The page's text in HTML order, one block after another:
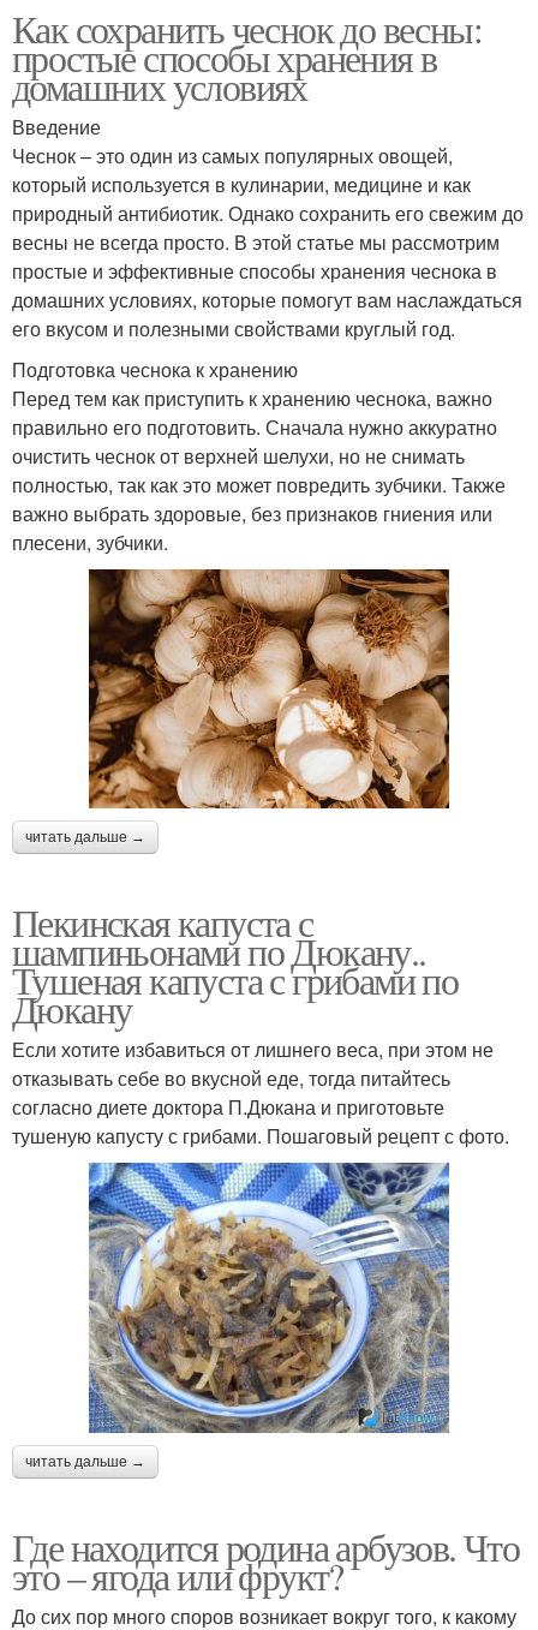
Как сохранить чеснок до весны:
простые способы хранения в
домашних условиях
Введение
Чеснок – это один из самых популярных овощей,
который используется в кулинарии, медицине и как
природный антибиотик. Однако сохранить его свежим до
весны не всегда просто. В этой статье мы рассмотрим
простые и эффективные способы хранения чеснока в
домашних условиях, которые помогут вам наслаждаться
его вкусом и полезными свойствами круглый год.
Подготовка чеснока к хранению
Перед тем как приступить к хранению чеснока, важно
правильно его подготовить. Сначала нужно аккуратно
очистить чеснок от верхней шелухи, но не снимать
полностью, так как это может повредить зубчики. Также
важно выбрать здоровые, без признаков гниения или
плесени, зубчики.
читать дальше →
Пекинская капуста с
шампиньонами по Дюкану..
Тушеная капуста с грибами по
Дюкану
Если хотите избавиться от лишнего веса, при этом не
отказывать себе во вкусной еде, тогда питайтесь
согласно диете доктора П.Дюкана и приготовьте
тушеную капусту с грибами. Пошаговый рецепт с фото.
читать дальше →
Где находится родина арбузов. Что
это – ягода или фрукт?
До сих пор много споров возникает вокруг того, к какому